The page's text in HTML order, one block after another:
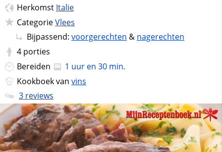
Herkomst Italie
CategorieVlees
Bijpassend: voorgerechten & nagerechten
4 porties
Bereiden
1 uur en 30 min.
Kookboek van vins
3 reviews